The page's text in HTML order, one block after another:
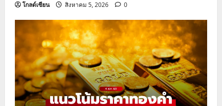
โกลด์เซียน สิงหาคม 5, 2026 0